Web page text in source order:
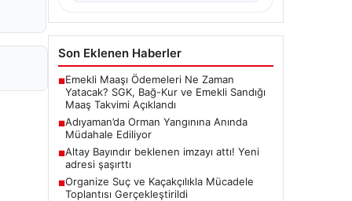
Son Eklenen Haberler
■Emekli Maaşı Ödemeleri Ne Zaman
Yatacak? SGK, Bağ-Kur ve Emekli Sandığı
Maaş Takvimi Açıklandı
■Adıyaman’da Orman Yangınına Anında
Müdahale Ediliyor
■Altay Bayındır beklenen imzayı attı! Yeni
adresi şaşırttı
■Organize Suç ve Kaçakçılıkla Mücadele
Toplantısı Gerçekleştirildi